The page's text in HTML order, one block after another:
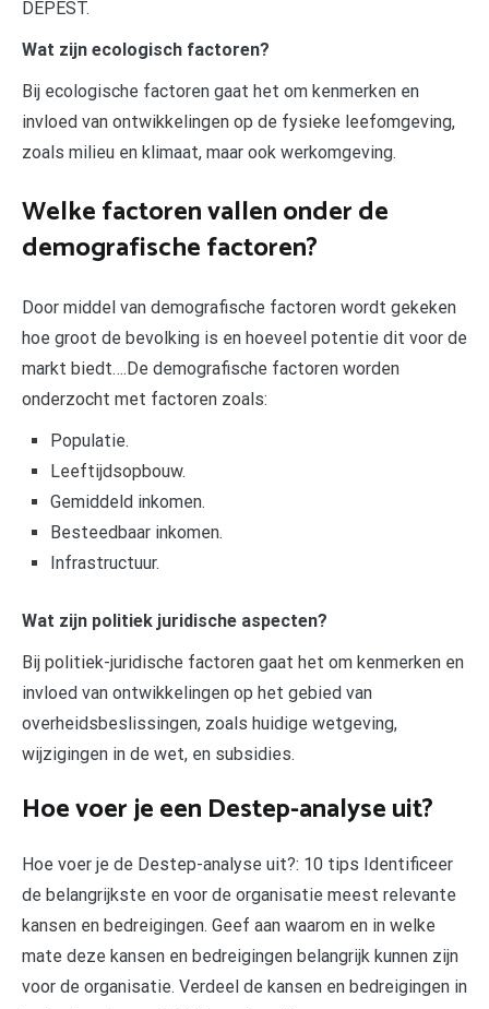
DEPEST.
Wat zijn ecologisch factoren?
Bij ecologische factoren gaat het om kenmerken en
invloed van ontwikkelingen op de fysieke leefomgeving,
zoals milieu en klimaat, maar ook werkomgeving.
Welke factoren vallen onder de
demografische factoren?
Door middel van demografische factoren wordt gekeken
hoe groot de bevolking is en hoeveel potentie dit voor de
markt biedt….De demografische factoren worden
onderzocht met factoren zoals:
Populatie.
Leeftijdsopbouw.
Gemiddeld inkomen.
Besteedbaar inkomen.
Infrastructuur.
Wat zijn politiek juridische aspecten?
Bij politiek-juridische factoren gaat het om kenmerken en
invloed van ontwikkelingen op het gebied van
overheidsbeslissingen, zoals huidige wetgeving,
wijzigingen in de wet, en subsidies.
Hoe voer je een Destep-analyse uit?
Hoe voer je de Destep-analyse uit?: 10 tips Identificeer
de belangrijkste en voor de organisatie meest relevante
kansen en bedreigingen. Geef aan waarom en in welke
mate deze kansen en bedreigingen belangrijk kunnen zijn
voor de organisatie. Verdeel de kansen en bedreigingen in